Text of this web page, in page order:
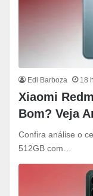
Edi Barboza 18
Xiaomi
Bom? Veja
Confira análise o
512GB com…